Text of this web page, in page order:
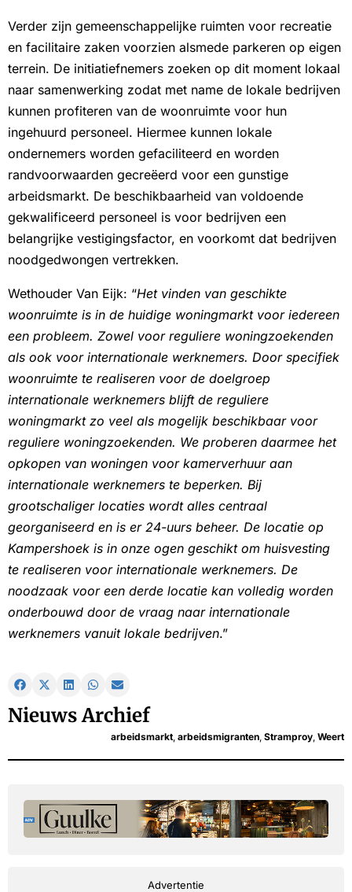
Verder zijn gemeenschappelijke ruimten voor recreatie
en facilitaire zaken voorzien alsmede parkeren op eigen
terrein. De initiatiefnemers zoeken op dit moment lokaal
naar samenwerking zodat met name de lokale bedrijven
kunnen profiteren van de woonruimte voor hun
ingehuurd personeel. Hiermee kunnen lokale
ondernemers worden gefaciliteerd en worden
randvoorwaarden gecreëerd voor een gunstige
arbeidsmarkt. De beschikbaarheid van voldoende
gekwalificeerd personeel is voor bedrijven een
belangrijke vestigingsfactor, en voorkomt dat bedrijven
noodgedwongen vertrekken.
Wethouder Van Eijk: “Het vinden van geschikte
woonruimte is in de huidige woningmarkt voor iedereen
een probleem. Zowel voor reguliere woningzoekenden
als ook voor internationale werknemers. Door specifiek
woonruimte te realiseren voor de doelgroep
internationale werknemers blijft de reguliere
woningmarkt zo veel als mogelijk beschikbaar voor
reguliere woningzoekenden. We proberen daarmee het
opkopen van woningen voor kamerverhuur aan
internationale werknemers te beperken. Bij
grootschaliger locaties wordt alles centraal
georganiseerd en is er 24-uurs beheer. De locatie op
Kampershoek is in onze ogen geschikt om huisvesting
te realiseren voor internationale werknemers. De
noodzaak voor een derde locatie kan volledig worden
onderbouwd door de vraag naar internationale
werknemers vanuit lokale bedrijven.”
Nieuws Archief
arbeidsmarkt, arbeidsmigranten, Stramproy, Weert
Advertentie